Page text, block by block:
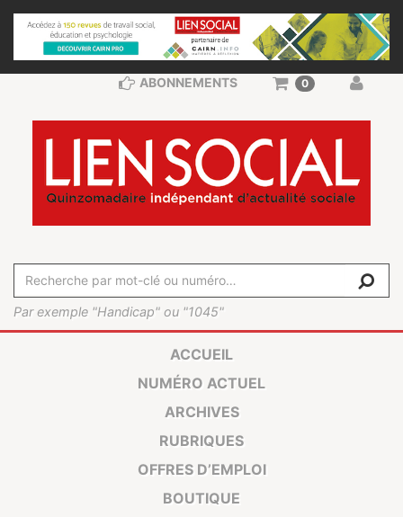
Par exemple "Handicap" ou "1045"
ABONNEMENTS 0
ACCUEIL
NUMÉRO ACTUEL
ARCHIVES
RUBRIQUES
OFFRES D’EMPLOI
BOUTIQUE